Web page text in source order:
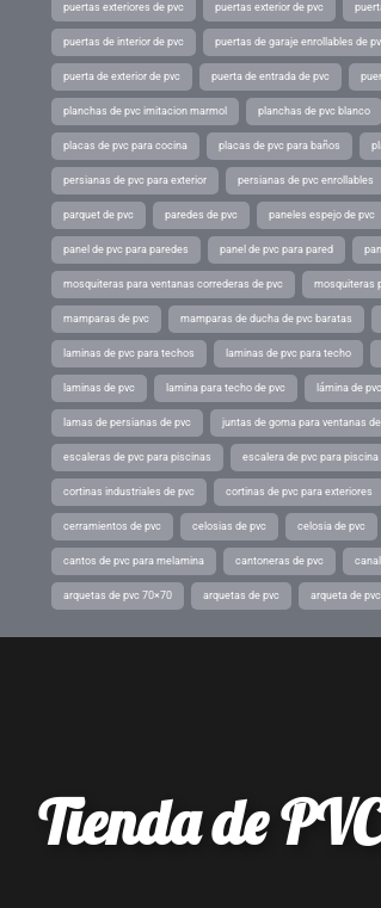
puertas exteriores de pvc puertas exterior de pvc
puertas de interior de pvc puertas de garaje enrollables de
puerta de exterior de pvc puerta de entrada de pvc
planchas de pvc imitacion marmol planchas de pvc blanco
placas de pvc para cocina placas de pvc para baños
persianas de pvc para exterior persianas de pvc enrollables
parquet de pvc paredes de pvc paneles espejo de pvc
panel de pvc para paredes panel de pvc para pared
mosquiteras para ventanas correderas de pvc mosquiteras
mamparas de pvc mamparas de ducha de pvc baratas
laminas de pvc para techos laminas de pvc para techo
laminas de pvc lamina para techo de pvc lámina de
lamas de persianas de pvc juntas de goma para ventanas
escaleras de pvc para piscinas escalera de pvc para piscina
cortinas industriales de pvc cortinas de pvc para exteriores
cerramientos de pvc celosias de pvc celosia de pvc
cantos de pvc para melamina cantoneras de pvc
arquetas de pvc 70×70 arquetas de pvc arqueta de pvc
Tienda de PVC